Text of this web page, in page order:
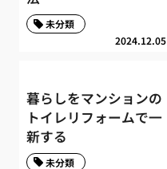
2024.12.05
未分類
暮らしをマンションの
トイレリフォームで一
新する
未分類